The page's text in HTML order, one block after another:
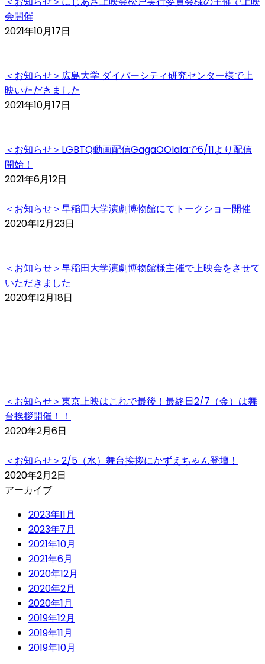
会開催
2021年10月17日
＜お知らせ＞広島大学 ダイバーシティ研究センター様で上
映いただきました
2021年10月17日
＜お知らせ＞LGBTQ動画配信GagaOOlalaで6/11より配信
開始！
2021年6月12日
＜お知らせ＞早稲田大学演劇博物館にてトークショー開催
2020年12月23日
＜お知らせ＞早稲田大学演劇博物館様主催で上映会をさせて
いただきました
2020年12月18日
＜お知らせ＞東京上映はこれで最後！最終日2/7（金）は舞
台挨拶開催！！
2020年2月6日
＜お知らせ＞2/5（水）舞台挨拶にかずえちゃん登壇！
2020年2月2日
アーカイブ
2023年11月
2023年7月
2021年10月
2021年6月
2020年12月
2020年2月
2020年1月
2019年12月
2019年11月
2019年10月